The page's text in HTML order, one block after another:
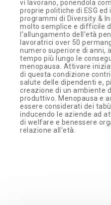
vi lavorano, ponendola
proprie politiche di ESG
programmi di Diversity &
molto semplice e difficile
l’allungamento dell’età
lavoratrici over 50
numero superiore di anni,
tempo più lungo le
menopausa. Attivare
di questa condizione
salute delle dipendenti e,
creazione di un ambiente
produttivo. Menopausa e
essere considerati dei
inducendo le aziende ad
di welfare e benessere
relazione all’età.